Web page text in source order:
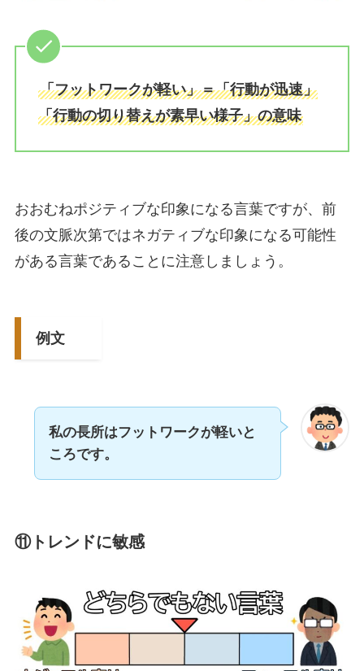
「フットワークが軽い」＝「行動が迅速」
「行動の切り替えが素早い様子」の意味
おおむねポジティブな印象になる言葉ですが、前
後の文脈次第ではネガティブな印象になる可能性
がある言葉であることに注意しましょう。
例文
私の長所はフットワークが軽いと
ころです。
⑪トレンドに敏感